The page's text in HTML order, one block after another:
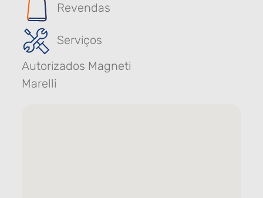
Revendas
Serviços
Autorizados Magneti
Marelli